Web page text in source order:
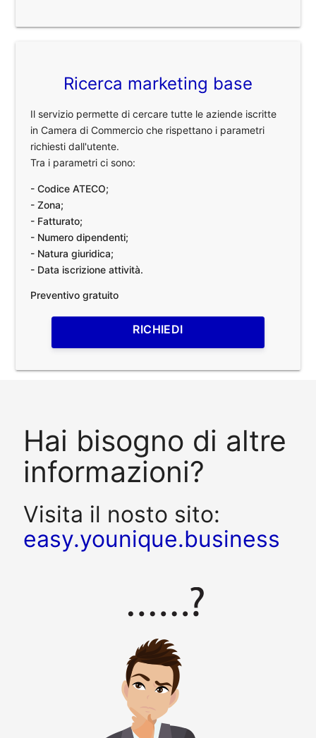
Ricerca marketing base
Il servizio permette di cercare tutte le aziende iscritte
in Camera di Commercio che rispettano i parametri
richiesti dall'utente.
Tra i parametri ci sono:
- Codice ATECO;
- Zona;
- Fatturato;
- Numero dipendenti;
- Natura giuridica;
- Data iscrizione attività.
Preventivo gratuito
RICHIEDI
Hai bisogno di altre
informazioni?
Visita il nosto sito:
easy.younique.business